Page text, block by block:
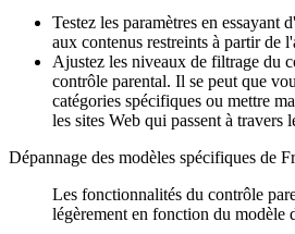
Testez les paramètres en essayant
aux contenus restreints à partir de
Ajustez les niveaux de filtrage du
contrôle parental. Il se peut que
catégories spécifiques ou mettre
les sites Web qui passent à travers
Dépannage des modèles spécifiques de
Les fonctionnalités du contrôle
légèrement en fonction du modèle